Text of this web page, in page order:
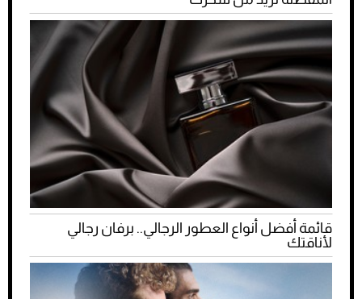
قائمة أفضل أنواع العطور الرجالي.. برفان رجالي
لأناقتك